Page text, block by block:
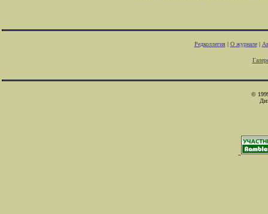
Редколлегия| О журнале|
©